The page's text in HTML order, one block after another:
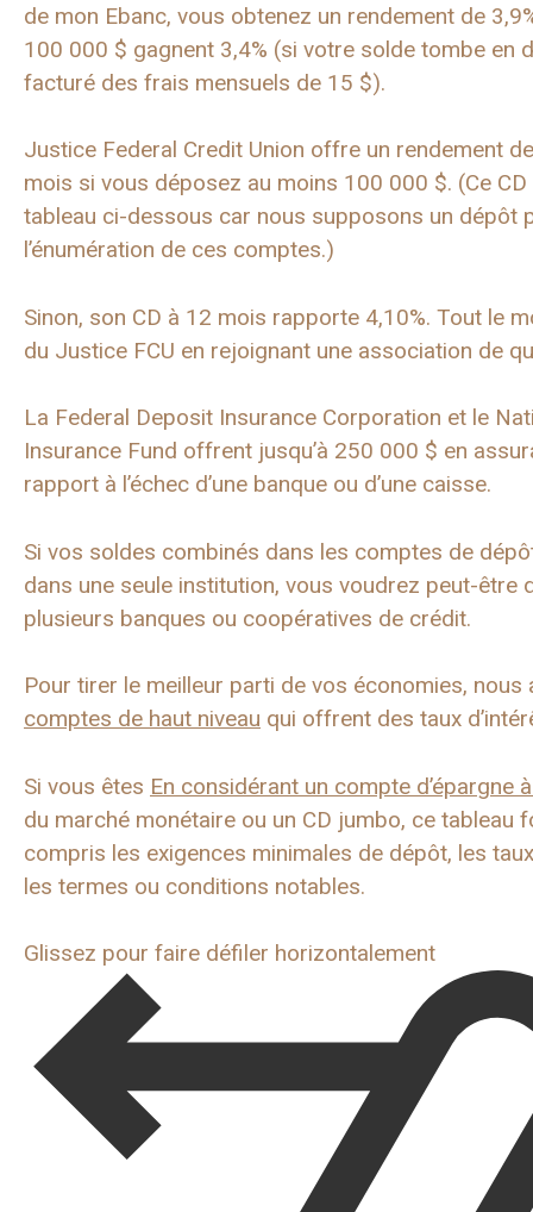
de mon Ebanc, vous obtenez un rendement de
100 000 $ gagnent 3,4% (si votre solde tombe en
facturé des frais mensuels de 15 $).
Justice Federal Credit Union offre un rendement
mois si vous déposez au moins 100 000 $. (Ce CD
tableau ci-dessous car nous supposons un dépôt
l’énumération de ces comptes.)
Sinon, son CD à 12 mois rapporte 4,10%. Tout le
du Justice FCU en rejoignant une association de
La Federal Deposit Insurance Corporation et le
Insurance Fund offrent jusqu’à 250 000 $ en
rapport à l’échec d’une banque ou d’une caisse.
Si vos soldes combinés dans les comptes de
dans une seule institution, vous voudrez peut-
plusieurs banques ou coopératives de crédit.
Pour tirer le meilleur parti de vos économies,
comptes de haut niveau qui offrent des taux
Si vous êtes En considérant un compte d’épargne
du marché monétaire ou un CD jumbo, ce tableau
compris les exigences minimales de dépôt, les
les termes ou conditions notables.
Glissez pour faire défiler horizontalement